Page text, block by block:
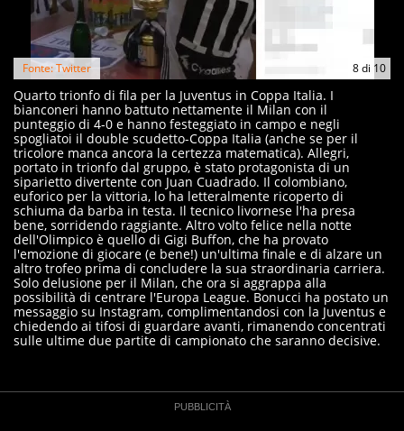
8di 10
Fonte: Twitter
Quarto trionfo di fila per la Juventus in Coppa Italia. I
bianconeri hanno battuto nettamente il Milan con il
punteggio di 4-0 e hanno festeggiato in campo e negli
spogliatoi il double scudetto-Coppa Italia (anche se per il
tricolore manca ancora la certezza matematica). Allegri,
portato in trionfo dal gruppo, è stato protagonista di un
siparietto divertente con Juan Cuadrado. Il colombiano,
euforico per la vittoria, lo ha letteralmente ricoperto di
schiuma da barba in testa. Il tecnico livornese l'ha presa
bene, sorridendo raggiante. Altro volto felice nella notte
dell'Olimpico è quello di Gigi Buffon, che ha provato
l'emozione di giocare (e bene!) un'ultima finale e di alzare un
altro trofeo prima di concludere la sua straordinaria carriera.
Solo delusione per il Milan, che ora si aggrappa alla
possibilità di centrare l'Europa League. Bonucci ha postato un
messaggio su Instagram, complimentandosi con la Juventus e
chiedendo ai tifosi di guardare avanti, rimanendo concentrati
sulle ultime due partite di campionato che saranno decisive.